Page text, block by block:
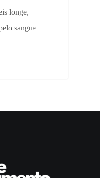
longe,
sangue